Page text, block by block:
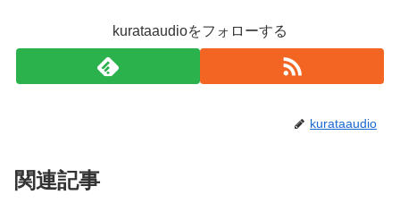
kurataaudioをフォローする
kurataaudio
関連記事